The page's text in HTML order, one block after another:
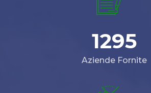
1295
Aziende Fornite